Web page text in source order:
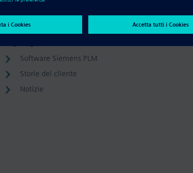
Software Siemens PLM
Storie del cliente
Notizie